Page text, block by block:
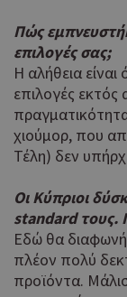
Πώς
επιλογές σας;
Η αλήθεια
επιλογές
χιούμορ, που
Τέλη) δεν
Οι Κύπριοι
standard τους.
Εδώ θα
πλέον πολύ
προϊόντα.